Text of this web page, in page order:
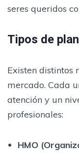
seres queridos
Tipos de
Existen distintos
mercado. Cada
atención y un
profesionales:
HMO